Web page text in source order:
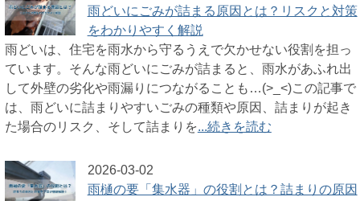
雨どいにごみが詰まる原因とは？リスクと対策
をわかりやすく解説
雨どいは、住宅を雨水から守るうえで欠かせない役割を担っ
ています。そんな雨どいにごみが詰まると、雨水があふれ出
して外壁の劣化や雨漏りにつながることも…(>_<)この記事で
は、雨どいに詰まりやすいごみの種類や原因、詰まりが起き
た場合のリスク、そして詰まりを...続きを読む
2026-03-02
雨樋の要「集水器」の役割とは？詰まりの原因